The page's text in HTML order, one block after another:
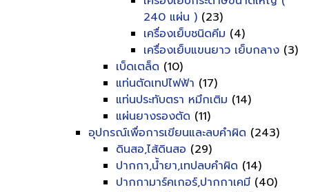
240 แผ่น ) (23)
เครื่องเย็บชนิดคีม (4)
เครื่องเย็บแขนยาว เย็บกลาง (3)
เบ็ดเตล็ด (10)
แท่นตัดเทปไฟฟ้า (17)
แท่นประทับตรา หมึกเติม (14)
แผ่นยางรองตัด (11)
อุปกรณ์เพื่อการเขียนและลบคำผิด (243)
ดินสอ,ไส้ดินสอ (29)
ปากกา,น้ำยา,เทปลบคำผิด (14)
ปากกามาร์คเกอร์,ปากกาเคมี (40)